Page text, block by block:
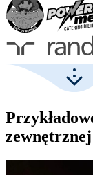
zewnętrznej